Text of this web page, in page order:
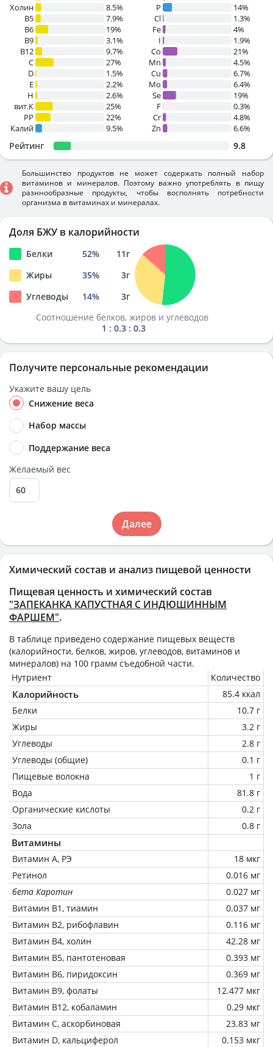
Химический состав и анализ пищевой ценности
Пищевая ценность и химический состав
"ЗАПЕКАНКА КАПУСТНАЯ С ИНДЮШИННЫМ
ФАРШЕМ".
В таблице приведено содержание пищевых веществ
(калорийности, белков, жиров, углеводов, витаминов и
минералов) на 100 грамм съедобной части.
Нутриент
Количество
Калорийность
85.4 ккал
Белки
10.7 г
Жиры
3.2 г
Углеводы
2.8 г
Углеводы (общие)
0.1 г
Пищевые волокна
1 г
Вода
81.8 г
Органические кислоты
0.2 г
Зола
0.8 г
Витамины
Витамин А, РЭ
18 мкг
Ретинол
0.016 мг
бета Каротин
0.027 мг
Витамин В1, тиамин
0.037 мг
Витамин В2, рибофлавин
0.116 мг
Витамин В4, холин
42.28 мг
Витамин В5, пантотеновая
0.393 мг
Витамин В6, пиридоксин
0.369 мг
Витамин В9, фолаты
12.477 мкг
Витамин В12, кобаламин
0.29 мкг
Витамин C, аскорбиновая
23.83 мг
Витамин D, кальциферол
0.153 мкг
Холин
8.5%
B5
7.9%
B6
19%
B9
3.1%
B12
9.7%
C
27%
D
1.5%
E
2.2%
H
2.6%
вит.К
25%
PP
22%
Калий
9.5%
P
14%
Cl
1.3%
Fe
4%
I
1.9%
Co
21%
Mn
4.5%
Cu
6.7%
Mo
6.4%
Se
19%
F
0.3%
Cr
4.8%
Zn
6.6%
Рейтинг 9.8
Большинство продуктов не может содержать полный набор
витаминов и минералов. Поэтому важно употреблять в пищу
разннообразные продукты, чтобы восполнять потребности
организма в витаминах и минералах.
Доля БЖУ в калорийности
Белки 52% 11г
Жиры
35% 3г
Углеводы
14% 3г
Соотношение белков, жиров и углеводов
1 : 0.3 : 0.3
Получите персональные рекомендации
Укажите вашу цель
Снижение веса
Набор массы
Поддержание веса
Желаемый вес
Далее